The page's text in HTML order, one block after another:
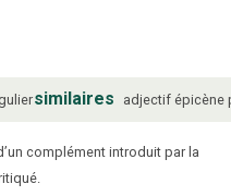
similaires adjectif épicène
complément introduit par la